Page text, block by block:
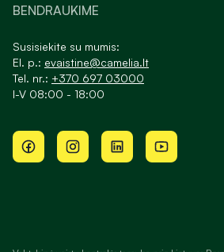
BENDRAUKIME
Susisiekite su mumis:
El. p.: evaistine@camelia.lt
Tel. nr.: +370 697 03000
I-V 08:00 - 18:00